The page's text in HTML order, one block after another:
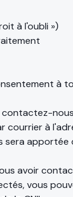
à l'oubli »)
à
courrier à
sera apportée
avoir
vous